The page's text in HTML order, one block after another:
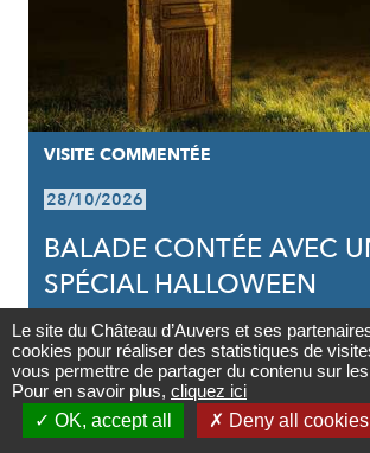
VISITE COMMENTÉE
28/10/2026
BALADE CONTÉE AVEC
SPÉCIAL HALLOWEEN
Le site du Château d’Auvers et ses
cookies pour réaliser des statistiques de
vous permettre de partager du contenu sur
Pour en savoir plus, cliquez ici
OK, accept all
Deny all cookies